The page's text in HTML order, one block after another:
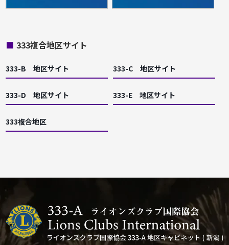
■ 333複合地区サイト
333-B 地区サイト 333-C 地区サイト
333-D 地区サイト 333-E 地区サイト
333複合地区